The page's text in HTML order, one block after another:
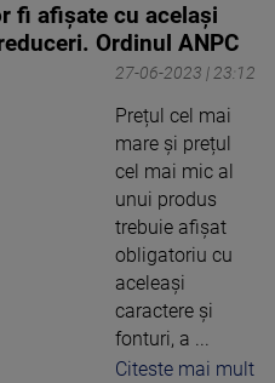
fi afișate cu același
Ordinul ANPC
27-06-2023 | 23:12
Prețul cel mai
mare și prețul
cel mai mic al
unui produs
trebuie afișat
obligatoriu cu
aceleași
caractere și
fonturi, a ...
Citeste mai mult